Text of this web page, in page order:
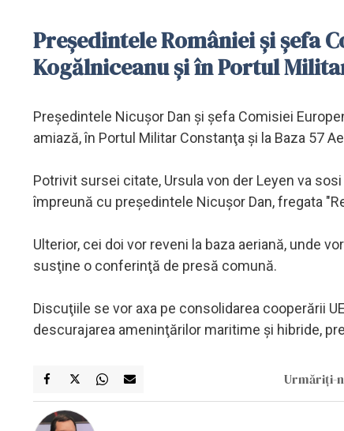
Preşedintele României şi şefa
Kogălniceanu şi în Portul
Preşedintele Nicuşor Dan şi şefa Comisiei
amiază, în Portul Militar Constanţa şi la Baza 57
Potrivit sursei citate, Ursula von der Leyen va
împreună cu preşedintele Nicuşor Dan, fregata
Ulterior, cei doi vor reveni la baza aeriană, unde
susţine o conferinţă de presă comună.
Discuţiile se vor axa pe consolidarea cooperării
descurajarea ameninţărilor maritime şi hibride,
Urmăriți-